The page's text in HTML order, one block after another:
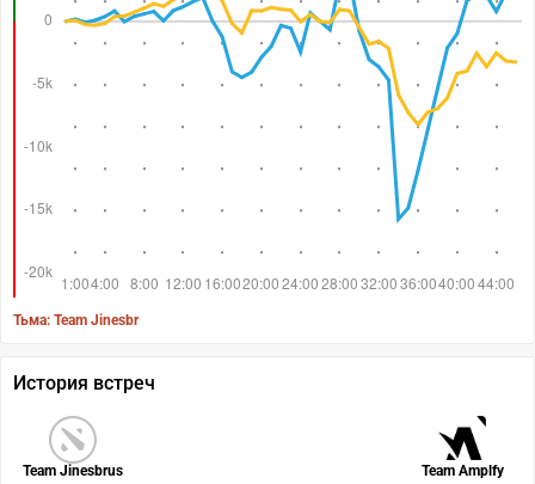
Тьма: Team Jinesbr
История встреч
Team Jinesbrus Team Amplfy